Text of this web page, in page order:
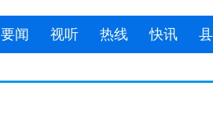
要闻 视听 热线 快讯